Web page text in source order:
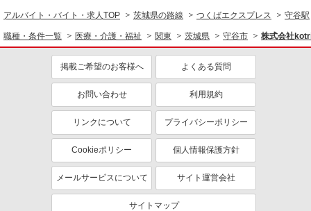
同じ職種から求人を探す
医療・介護・福祉
看護師・保健師・看護助手・助産師
同じ特徴から求人を探す
未経験歓迎
ミドル（40代～）活躍中
ボーナス・賞与あり
車通勤OK
社会保険あり
産休・育休取得実績あり
アルバイト・バイト・求人TOP 茨城県の路線 つくばエクスプレス 守谷駅
職種・条件一覧 医療・介護・福祉 関東 茨城県 守谷市 株式会社
掲載ご希望のお客様へ よくある質問
お問い合わせ 利用規約
リンクについて プライバシーポリシー
Cookieポリシー 個人情報保護方針
メールサービスについて サイト運営会社
サイトマップ